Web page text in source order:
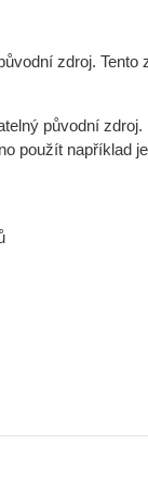
zdroj. Tento
původní zdroj.
použít například